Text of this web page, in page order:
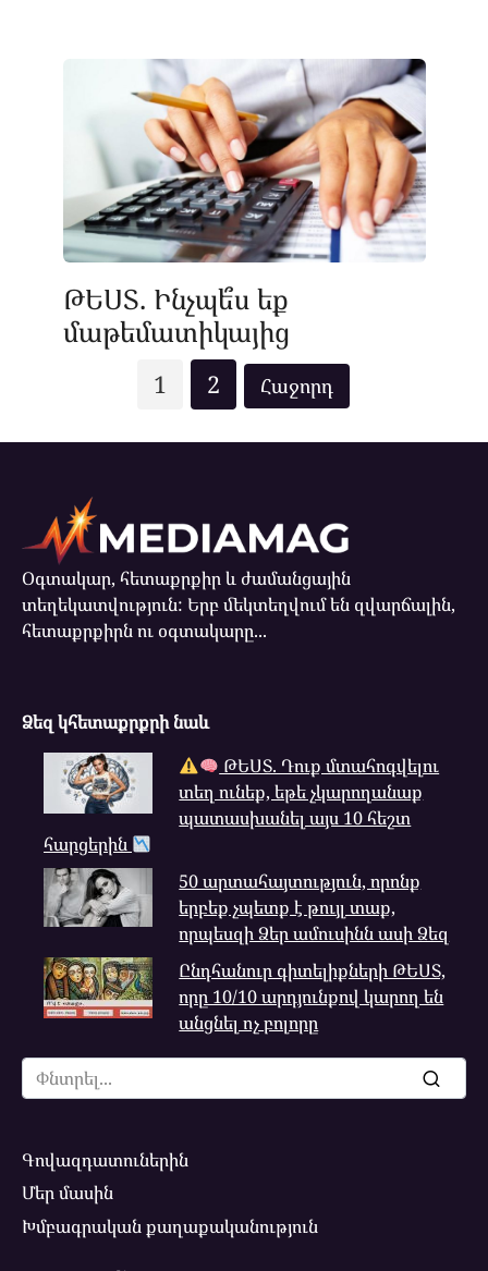
ԹԵՍՏ. Ինչպե՞ս եք
մաթեմատիկայից
1 2
Օգտակար, հետաքրքիր և ժամանցային
տեղեկատվություն: Երբ մեկտեղվում են զվարճալին,
հետաքրքիրն ու օգտակարը...
Ձեզ կհետաքրքրի նաև
ԹԵՍՏ. Դուք մտահոգվելու
տեղ ունեք, եթե չկարողանաք
պատասխանել այս 10 հեշտ
հարցերին
50 արտահայտություն, որոնք
երբեք չպետք է թույլ տաք,
որպեսզի Ձեր ամուսինն ասի Ձեզ
Ընդհանուր գիտելիքների ԹԵՍՏ,
որը 10/10 արդյունքով կարող են
անցնել ոչ բոլորը
Search
for:
Գովազդատուներին
Մեր մասին
Խմբագրական քաղաքականություն